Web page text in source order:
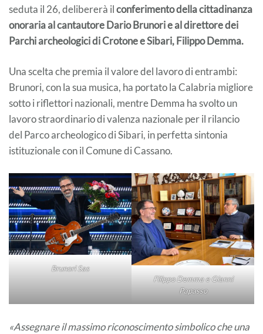
seduta il 26, delibererà ilconferimento della cittadinanza
onoraria al cantautore Dario Brunori e al direttore dei
Parchi archeologici di Crotone e Sibari, Filippo Demma.
Una scelta che premia il valore del lavoro di entrambi:
Brunori, con la sua musica, ha portato la Calabria migliore
sotto i riflettori nazionali, mentre Demma ha svolto un
lavoro straordinario di valenza nazionale per il rilancio
del Parco archeologico di Sibari, in perfetta sintonia
istituzionale con il Comune di Cassano.
Brunori Sas
Filippo Demma e Gianni
Papasso
«Assegnare il massimo riconoscimento simbolico che una